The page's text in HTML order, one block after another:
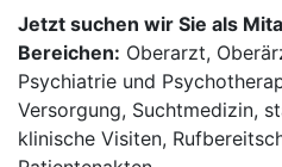
Jetzt suchen wir Sie als
Bereichen: Oberarzt,
Psychiatrie und
Versorgung, Suchtmedizin,
klinische Visiten,